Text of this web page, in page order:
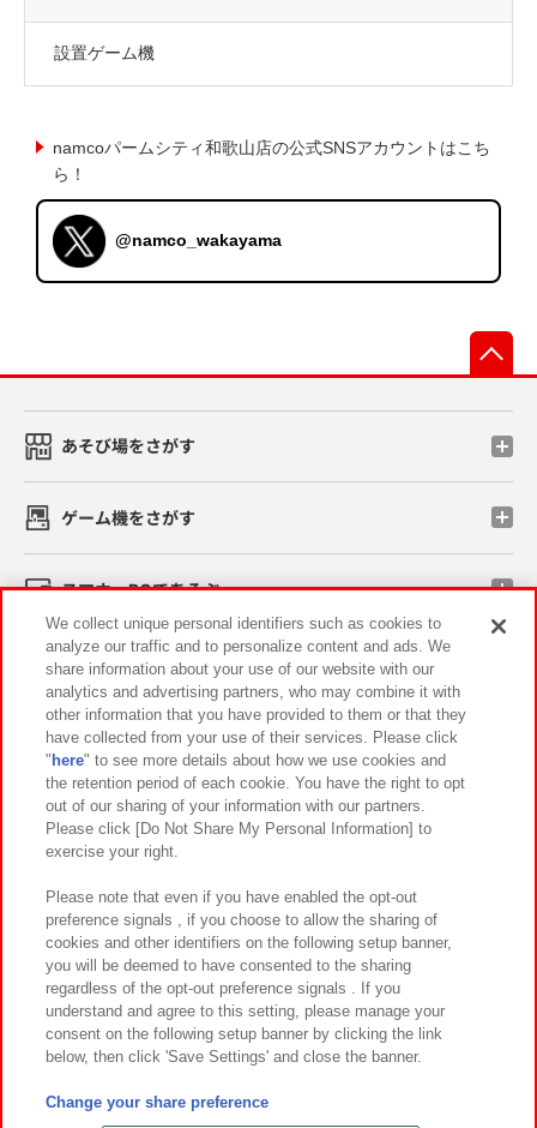
設置ゲーム機
namcoパームシティ和歌山店の公式SNSアカウントはこち
ら！
@namco_wakayama
あそび場をさがす
ゲーム機をさがす
スマホ・PCであそぶ
イベント・キャンペーン
関連会社 サステナビリティ サイトポリシー
プライバシーポリシー ウェブアクセシビリティ方針と検証結果
お取引先さまとともに
カスタマーハラスメント対応方針 よくあるご質問・お問い合わせ
©Bandai Namco Amusement Inc.
©Bandai Namco Amusement Lab Inc.
We collect unique personal identifiers such as cookies to
analyze our traffic and to personalize content and ads. We
share information about your use of our website with our
analytics and advertising partners, who may combine it with
other information that you have provided to them or that they
have collected from your use of their services. Please click
" here" to see more details about how we use cookies and
the retention period of each cookie. You have the right to opt
out of our sharing of your information with our partners.
Please click [Do Not Share My Personal Information] to
exercise your right.
Please note that even if you have enabled the opt-out
preference signals , if you choose to allow the sharing of
cookies and other identifiers on the following setup banner,
you will be deemed to have consented to the sharing
regardless of the opt-out preference signals . If you
understand and agree to this setting, please manage your
consent on the following setup banner by clicking the link
below, then click 'Save Settings' and close the banner.
Change your share preference